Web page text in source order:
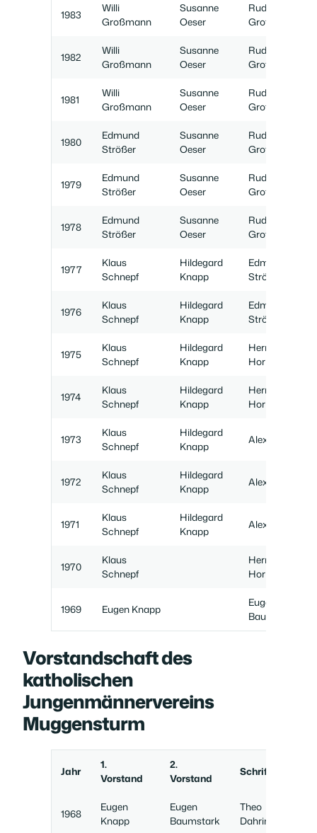
1983
Willi
Großmann
Susanne
Oeser
Rudi
Großmann
1982
Willi
Großmann
Susanne
Oeser
Rudi
Großmann
1981
Willi
Großmann
Susanne
Oeser
Rudi
Großmann
1980
Edmund
Strößer
Susanne
Oeser
Rudi
Großmann
1979
Edmund
Strößer
Susanne
Oeser
Rudi
Großmann
1978
Edmund
Strößer
Susanne
Oeser
Rudi
Großmann
1977
Klaus
Schnepf
Hildegard
Knapp
Edmund
Strößer
1976
Klaus
Schnepf
Hildegard
Knapp
Edmund
Strößer
1975
Klaus
Schnepf
Hildegard
Knapp
Hermann
Hornung
1974
Klaus
Schnepf
Hildegard
Knapp
Hermann
Hornung
1973
Klaus
Schnepf
Hildegard
Knapp
Alexander Z.
1972
Klaus
Schnepf
Hildegard
Knapp
Alexander Z.
1971
Klaus
Schnepf
Hildegard
Knapp
Alexander Z.
1970
Klaus
Schnepf
Hermann
Hornung
1969 Eugen Knapp
Eugen
Baumstark
Vorstandschaft des
katholischen
Jungenmännervereins
Muggensturm
Jahr
1.
Vorstand
2.
Vorstand
Schriftführer
1968
Eugen
Knapp
Eugen
Baumstark
Theo
Dahringer